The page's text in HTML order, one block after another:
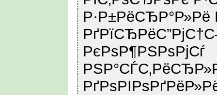
Р·Р±РёСЂР°Р»Рё
РєРѕР¶РЅРѕРјСѓ